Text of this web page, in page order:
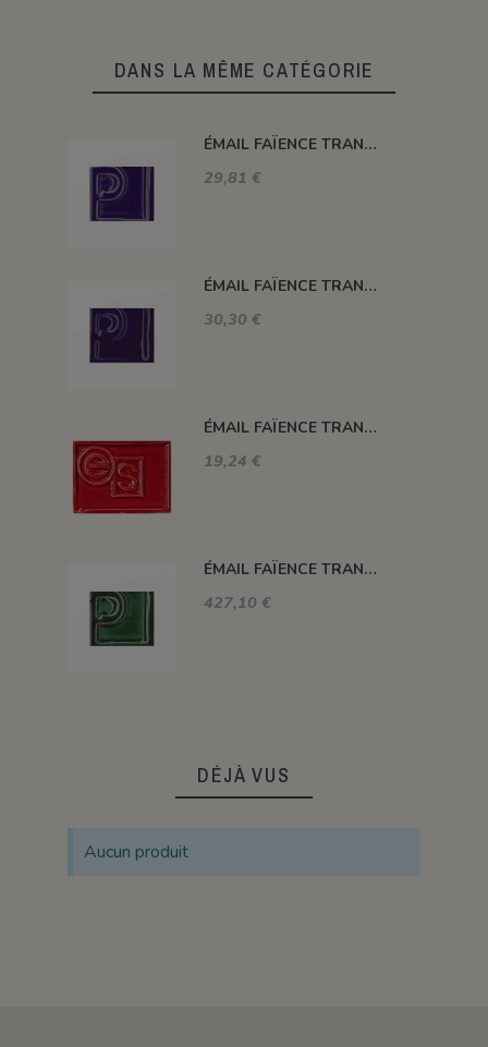
DANS LA MÊME CATÉGORIE
ÉMAIL FAÏENCE TRANSPARENT BRILLANT BLEU COBALT 5008
29,81 €
ÉMAIL FAÏENCE TRANSPARENT BRILLANT BLEU SEVRES 5517
30,30 €
ÉMAIL FAÏENCE TRANSPARENT BRILLANT ROUGE TOMATE ES8647
19,24 €
ÉMAIL FAÏENCE TRANSPARENT BRILLANT VERT CLAIR 5281
427,10 €
DÉJÀ VUS
Aucun produit